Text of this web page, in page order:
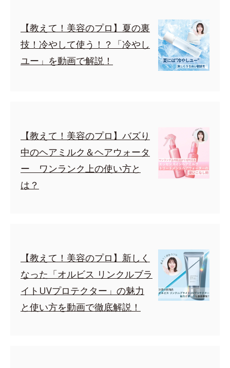
【教えて！美容のプロ】夏の裏
技！冷やして使う！？「冷やし
ユー」を動画で解説！
【教えて！美容のプロ】バズり
中のヘアミルク＆ヘアウォータ
ー ワンランク上の使い方と
は？
【教えて！美容のプロ】新しく
なった「オルビス リンクルブラ
イトUVプロテクター」の魅力
と使い方を動画で徹底解説！